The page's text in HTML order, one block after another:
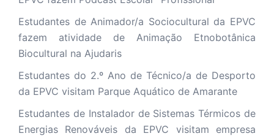
Estudantes de Animador/a Sociocultural da EPVC
fazem atividade de Animação Etnobotânica
Biocultural na Ajudaris
Estudantes do 2.º Ano de Técnico/a de Desporto
da EPVC visitam Parque Aquático de Amarante
Estudantes de Instalador de Sistemas Térmicos de
Energias Renováveis da EPVC visitam empresa